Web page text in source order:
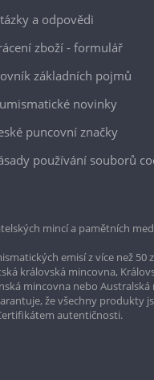
a odpovědi
zboží - formulář
základních pojmů
novinky
puncovní značky
používání souborů
mincí a pamětních
emisí z více než 50
královská mincovna,
mincovna nebo Australská
že všechny produkty
autentičnosti.